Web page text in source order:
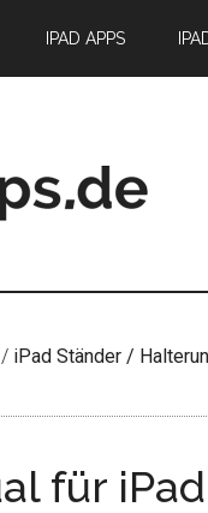
IPAD APPS
/ iPad Ständer /
für